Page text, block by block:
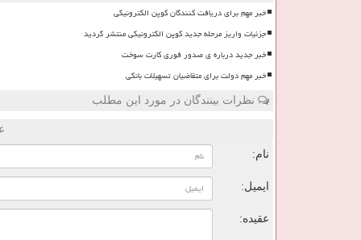
خبر مهم برای دریافت کنندگان کوپن الکترونیکی
جزئیات واریز مرحله جدید کوپن الکترونیکی منتشر گردید
خبر جدید درباره ی صدور فوری کارت سوخت
خبر مهم دولت برای متقاضیان تسهیلات بانکی
نظرات بینندگان در مورد این مطلب
نام:
ایمیل:
عقیده: